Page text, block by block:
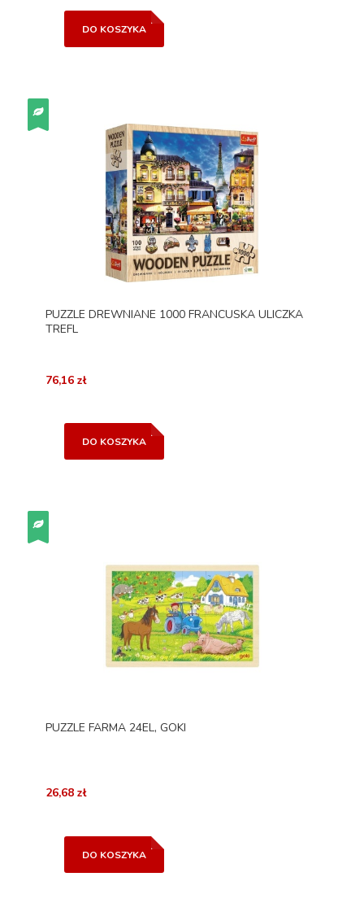
DO KOSZYKA
PUZZLE DREWNIANE 1000 FRANCUSKA ULICZKA
TREFL
76,16 zł
DO KOSZYKA
PUZZLE FARMA 24EL, GOKI
26,68 zł
DO KOSZYKA